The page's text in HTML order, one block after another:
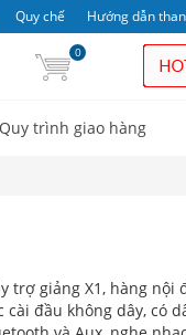
Quy chế Hướng dẫn
0
Quy trình giao hàng
trợ giảng X1, hàng nội
cài đầu không dây, có